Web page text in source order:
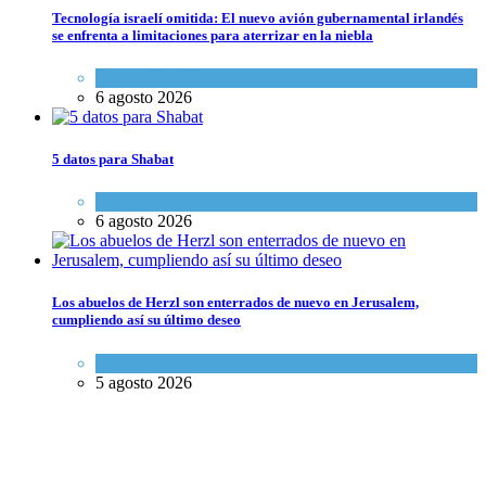
Tecnología israelí omitida: El nuevo avión gubernamental irlandés
se enfrenta a limitaciones para aterrizar en la niebla
6 agosto 2026
5 datos para Shabat
6 agosto 2026
Los abuelos de Herzl son enterrados de nuevo en Jerusalem,
cumpliendo así su último deseo
5 agosto 2026